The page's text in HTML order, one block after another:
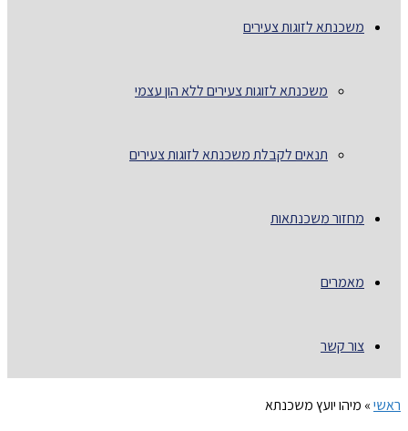
משכנתא לזוגות צעירים
משכנתא לזוגות צעירים ללא הון עצמי
תנאים לקבלת משכנתא לזוגות צעירים
מחזור משכנתאות
מאמרים
צור קשר
ראשי» מיהו יועץ משכנתא